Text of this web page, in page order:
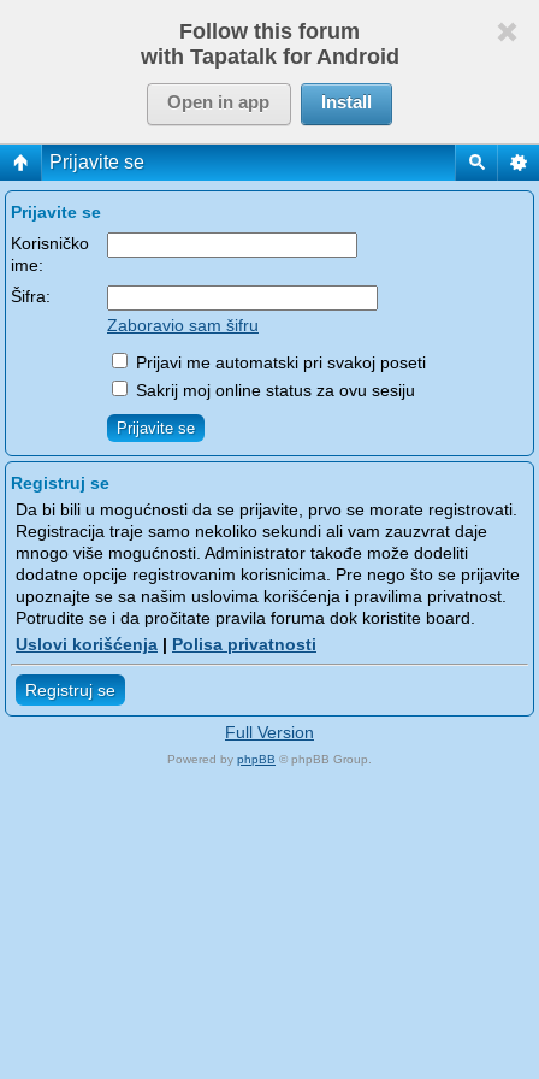
Follow this forum
with Tapatalk for Android
Open in app Install
Prijavite se
Prijavite se
Korisničko
ime:
Šifra:
Zaboravio sam šifru
Prijavi me automatski pri svakoj poseti
Sakrij moj online status za ovu sesiju
Registruj se
Da bi bili u mogućnosti da se prijavite, prvo se morate registrovati.
Registracija traje samo nekoliko sekundi ali vam zauzvrat daje
mnogo više mogućnosti. Administrator takođe može dodeliti
dodatne opcije registrovanim korisnicima. Pre nego što se prijavite
upoznajte se sa našim uslovima korišćenja i pravilima privatnost.
Potrudite se i da pročitate pravila foruma dok koristite board.
Uslovi korišćenja | Polisa privatnosti
Registruj se
Full Version
Powered by phpBB © phpBB Group.